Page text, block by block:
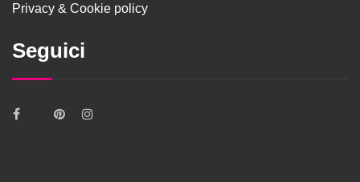
Privacy & Cookie policy
Seguici